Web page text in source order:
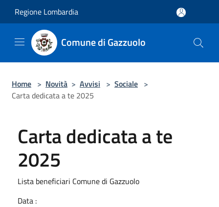
Regione Lombardia
Comune di Gazzuolo
Home > Novità > Avvisi > Sociale >
Carta dedicata a te 2025
Carta dedicata a te
2025
Lista beneficiari Comune di Gazzuolo
Data :